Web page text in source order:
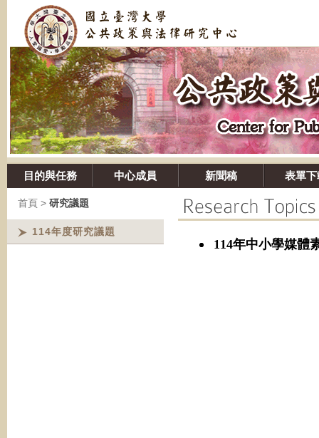
目的與任務 中心成員 新聞稿 表單下
首頁 > 研究議題
114年度研究議題
114年中小學媒體